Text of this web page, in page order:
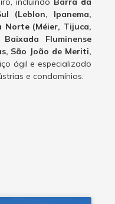
(Leblon, Ipanema,
Norte (Méier, Tijuca,
Baixada Fluminense
São João de Meriti,
ágil e especializado
e condomínios.